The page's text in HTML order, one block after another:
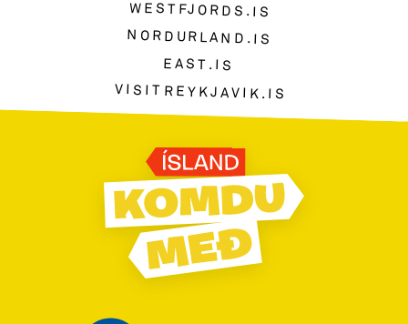
WESTFJORDS.IS
NORDURLAND.IS
EAST.IS
VISITREYKJAVIK.IS